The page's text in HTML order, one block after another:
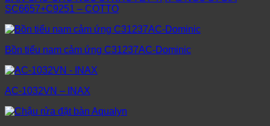
SC6657+C9251 – COTTO
Bồn tiểu nam cảm ứng C31237AC-Dominic
AC-1032VN – INAX